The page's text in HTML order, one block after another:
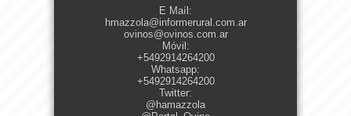
E Maíl:
hmazzola@informerural.com.ar
ovinos@ovinos.com.ar
Móvil:
+5492914264200
Whatsapp:
+5492914264200
Twitter:
@hamazzola